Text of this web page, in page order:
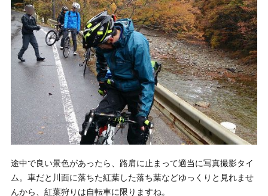
途中で良い景色があったら、路肩に止まって適当に写真撮影タイ
ム。車だと川面に落ちた紅葉した落ち葉などゆっくりと見れませ
んから、紅葉狩りは自転車に限りますね。